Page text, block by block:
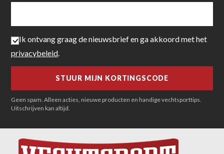
Ik ontvang graag de nieuwsbrief en ga akkoord met het
privacybeleid.
Geen spam. Alleen acties, nieuwe producten en handige vechtsporttips.
Uitschrijven kan altijd.